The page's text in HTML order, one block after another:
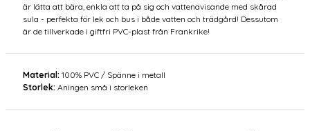
är lätta att bära, enkla att ta på sig och vattenavisande med skårad
sula - perfekta för lek och bus i både vatten och trädgård! Dessutom
är de tillverkade i giftfri PVC-plast från Frankrike!
Material: 100% PVC / Spänne i metall
Storlek: Aningen små i storleken